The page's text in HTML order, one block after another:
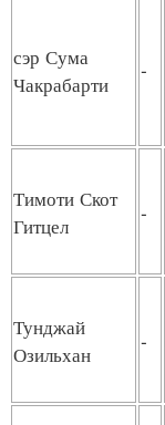
сэр Сума
Чакрабарти
-
Тимоти Скот
Гитцел
-
Тунджай
Озильхан
-